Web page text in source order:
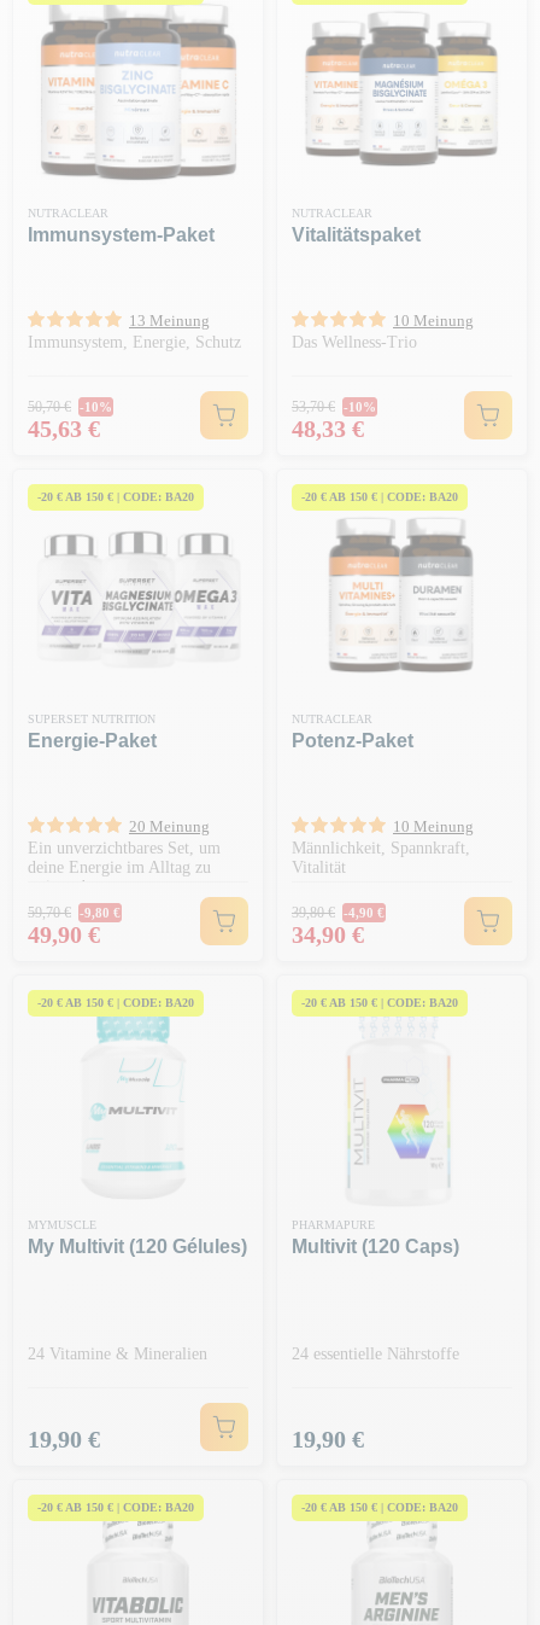
NUTRACLEAR
Immunsystem-Paket
13 Meinung
Immunsystem, Energie, Schutz
Regulärer Preis
50,70 € -10%
Preis
45,63 €
NUTRACLEAR
Vitalitätspaket
10 Meinung
Das Wellness-Trio
Regulärer Preis
53,70 € -10%
Preis
48,33 €
-20 € AB 150 € | CODE: BA20
SUPERSET NUTRITION
Energie-Paket
20 Meinung
Ein unverzichtbares Set, um
deine Energie im Alltag zu
steigern!
Regulärer Preis
59,70 € -9,80 €
Preis
49,90 €
-20 € AB 150 € | CODE: BA20
NUTRACLEAR
Potenz-Paket
10 Meinung
Männlichkeit, Spannkraft,
Vitalität
Regulärer Preis
39,80 € -4,90 €
Preis
34,90 €
-20 € AB 150 € | CODE: BA20
MYMUSCLE
My Multivit (120 Gélules)
24 Vitamine & Mineralien
Preis
19,90 €
-20 € AB 150 € | CODE: BA20
PHARMAPURE
Multivit (120 Caps)
24 essentielle Nährstoffe
Preis
19,90 €
-20 € AB 150 € | CODE: BA20 -20 € AB 150 € | CODE: BA20